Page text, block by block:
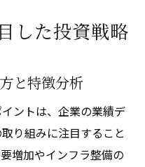
した投資戦略
と特徴分析
ントは、企業の業績デ
り組みに注目すること
増加やインフラ整備の